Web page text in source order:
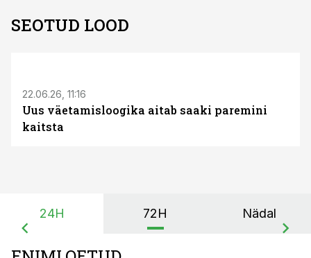
SEOTUD LOOD
22.06.26, 11:16
Uus väetamisloogika aitab saaki paremini
kaitsta
24H 72H Nädal